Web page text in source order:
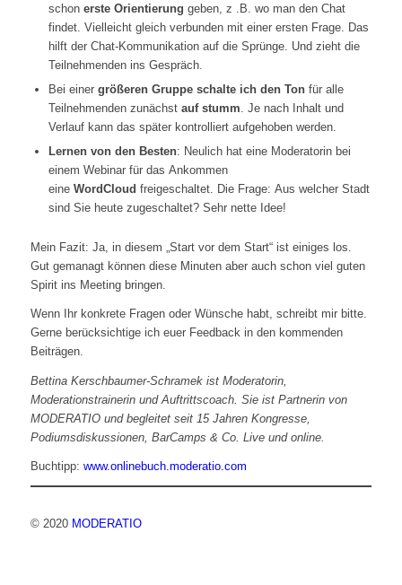
schon erste Orientierung geben, z .B. wo man den Chat
findet. Vielleicht gleich verbunden mit einer ersten Frage. Das
hilft der Chat-Kommunikation auf die Sprünge. Und zieht die
Teilnehmenden ins Gespräch.
Bei einer größeren Gruppe schalte ich den Ton für alle
Teilnehmenden zunächstauf stumm. Je nach Inhalt und
Verlauf kann das später kontrolliert aufgehoben werden.
Lernen von den Besten: Neulich hat eine Moderatorin bei
einem Webinar für das Ankommen
eine WordCloud freigeschaltet. Die Frage: Aus welcher Stadt
sind Sie heute zugeschaltet? Sehr nette Idee!
Mein Fazit: Ja, in diesem „Start vor dem Start“ ist einiges los.
Gut gemanagt können diese Minuten aber auch schon viel guten
Spirit ins Meeting bringen.
Wenn Ihr konkrete Fragen oder Wünsche habt, schreibt mir bitte.
Gerne berücksichtige ich euer Feedback in den kommenden
Beiträgen.
Bettina Kerschbaumer-Schramek ist Moderatorin,
Moderationstrainerin und Auftrittscoach. Sie ist Partnerin von
MODERATIO und begleitet seit 15 Jahren Kongresse,
Podiumsdiskussionen, BarCamps & Co. Live und online.
Buchtipp: www.onlinebuch.moderatio.com
© 2020 MODERATIO